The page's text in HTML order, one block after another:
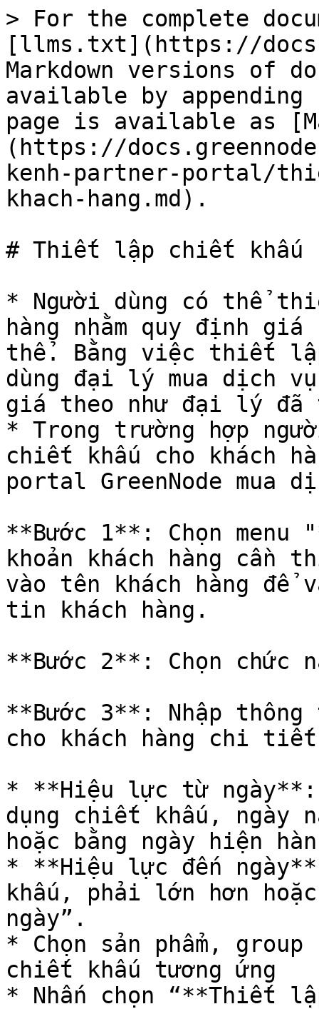
> For the complete
[llms.txt](https://
Markdown versions of
available by
page is available as
(https://
kenh-partner-portal/
khach-hang.md).
# Thiết lập chiết khấu
* Người dùng có thể
hàng nhằm quy định
thể. Bằng việc thiết
dùng đại lý mua dịch vụ
giá theo như đại lý
* Trong trường hợp
chiết khấu cho khách
portal GreenNode
**Bước 1**: Chọn
khoản khách hàng cần
vào tên khách hàng để
tin khách hàng.
**Bước 2**: Chọn chức
**Bước 3**: Nhập thông
cho khách hàng chi tiết
* **Hiệu lực từ ngày**:
dụng chiết khấu, ngày
hoặc bằng ngày hiện
* **Hiệu lực đến
khấu, phải lớn hơn
ngày”.
* Chọn sản phẩm,
chiết khấu tương ứng
* Nhấn chọn “**Thiết